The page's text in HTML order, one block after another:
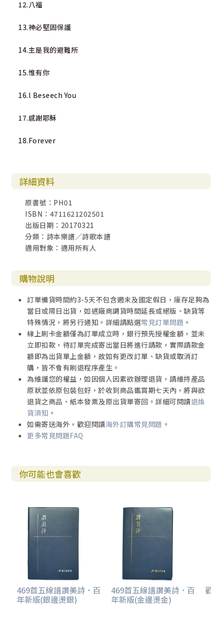
12.八福
13.神必堅固保護
14.主是我的避難所
15.惟有你
16.l Beseech You
17.感謝耶穌
18.Forever
詳細資料
原書號：PH01
ISBN：4711621202501
出版日期：20170321
分類：詩本樂譜／詩歌本譜
適用對象：適用所有人
購物說明
訂單備貨時間約3-5天不包含週末及國定假日，庫存足夠為
當日或隔日出貨，如遇廠商調貨時間延長或絕版、缺貨等
特殊情況，將另行通知。詳細請點選常見訂單問題 。
線上刷卡金額僅為訂單成立時，銀行預先授權金額，並未
立即扣款，待訂單完成寄出當日將進行請款，實際請款金
額即為出貨單上金額，故如有更改訂單、缺貨或取消訂
購，皆不會有刷退程序產生。
為維護您的權益，如因個人因素欲辦理退貨，請維持產品
原狀並依原包裝包好，於收到商品鑑賞期七天內，將與欲
退貨之商品、紙本發票及原出貨單寄回。詳細可閱讀退換
貨須知 。
如需寄送海外，歡迎閱讀海外訂購常見問題 。
更多常見問題FAQ
你可能也會喜歡
469首五線譜讚美詩．百
年新版(銀邊燙銀)
469首五線譜讚美詩．百
年新版(金邊燙金)
歡